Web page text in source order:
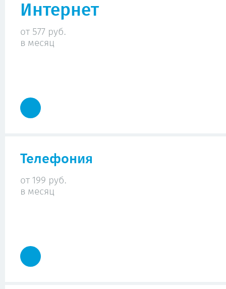
Интернет
от 577 руб.
в месяц
Телефония
от 199 руб.
в месяц